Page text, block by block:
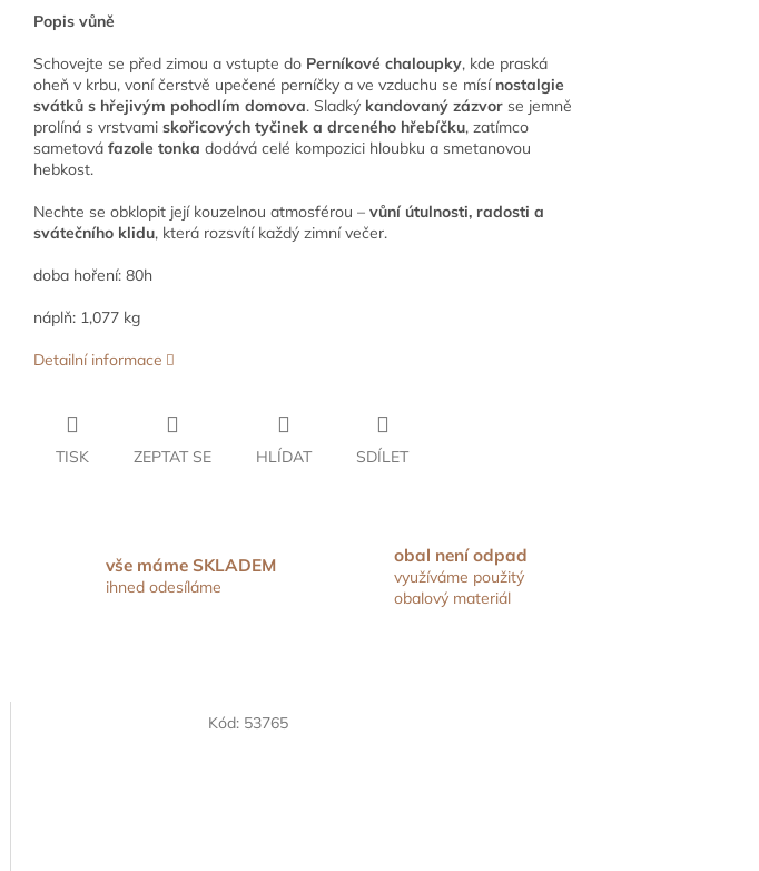
Popis vůně
Schovejte se před zimou a vstupte do Perníkové chaloupky, kde praská
oheň v krbu, voní čerstvě upečené perníčky a ve vzduchu se mísí nostalgie
svátků s hřejivým pohodlím domova. Sladký kandovaný zázvor se jemně
prolíná s vrstvami skořicových tyčinek a drceného hřebíčku, zatímco
sametová fazole tonka dodává celé kompozici hloubku a smetanovou
hebkost.
Nechte se obklopit její kouzelnou atmosférou – vůní útulnosti, radosti a
svátečního klidu, která rozsvítí každý zimní večer.
doba hoření: 80h
náplň: 1,077 kg
Detailní informace
TISK ZEPTAT SE HLÍDAT SDÍLET
vše máme SKLADEM
ihned odesíláme
obal není odpad
využíváme použitý
obalový materiál
Kód: 53765